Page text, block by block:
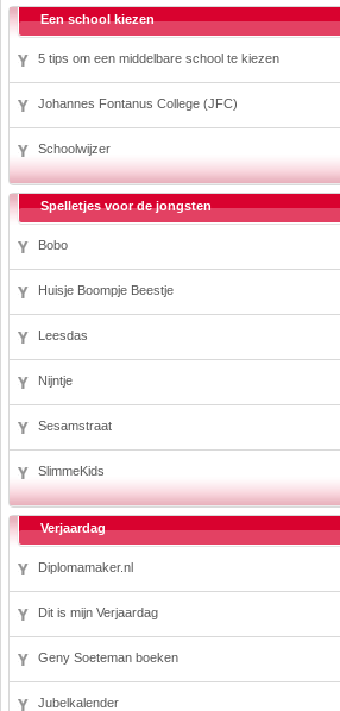
Een school kiezen
5 tips om een middelbare school te kiezen
Johannes Fontanus College (JFC)
Schoolwijzer
Spelletjes voor de jongsten
Bobo
Huisje Boompje Beestje
Leesdas
Nijntje
Sesamstraat
SlimmeKids
Verjaardag
Diplomamaker.nl
Dit is mijn Verjaardag
Geny Soeteman boeken
Jubelkalender